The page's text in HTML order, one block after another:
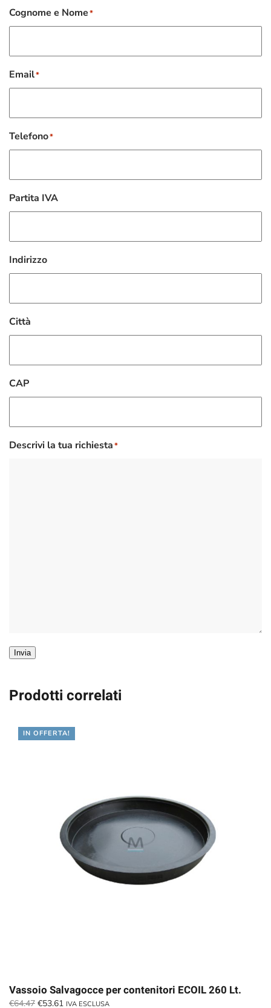
Cognome e Nome*
Email*
Telefono*
Partita IVA
Indirizzo
Città
CAP
Descrivi la tua richiesta*
Invia
Prodotti correlati
IN OFFERTA!
Vassoio Salvagocce per contenitori ECOIL 260 Lt.
€64.47 Il
€53.61IlIVA ESCLUSA